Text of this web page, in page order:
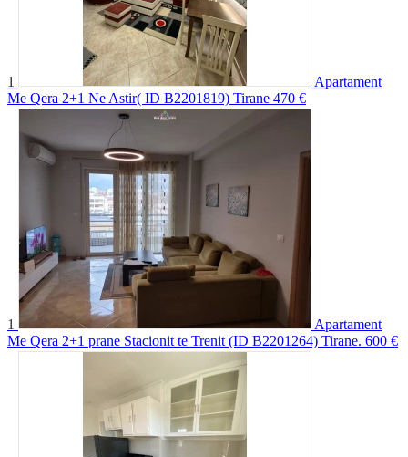
1
Apartament
Me Qera 2+1 Ne Astir( ID B2201819) Tirane 470 €
1
Apartament
Me Qera 2+1 prane Stacionit te Trenit (ID B2201264) Tirane. 600 €